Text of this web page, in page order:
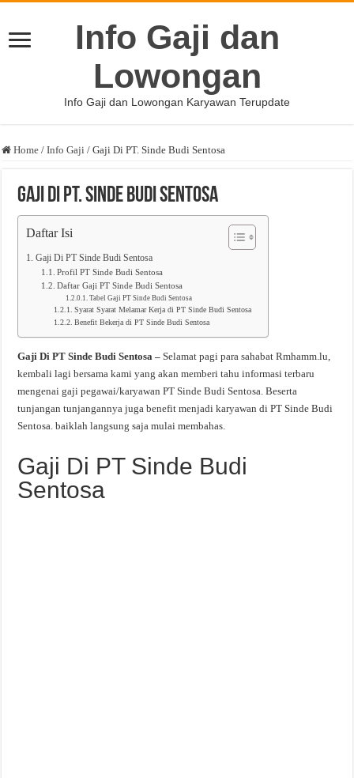
Info Gaji dan
Lowongan
Info Gaji dan Lowongan Karyawan Terupdate
Home / Info Gaji / Gaji Di PT. Sinde Budi Sentosa
Gaji Di PT. Sinde Budi Sentosa
Daftar Isi
Gaji Di PT Sinde Budi Sentosa
Profil PT Sinde Budi Sentosa
Daftar Gaji PT Sinde Budi Sentosa
Tabel Gaji PT Sinde Budi Sentosa
Syarat Syarat Melamar Kerja di PT Sinde Budi Sentosa
Benefit Bekerja di PT Sinde Budi Sentosa
Gaji Di PT Sinde Budi Sentosa –Selamat pagi para sahabat Rmhamm.lu,
kembali lagi bersama kami yang akan memberi tahu informasi terbaru
mengenai gaji pegawai/karyawan PT Sinde Budi Sentosa. Beserta
tunjangan tunjangannya juga benefit menjadi karyawan di PT Sinde Budi
Sentosa. baiklah langsung saja mulai membahas.
Gaji Di PT Sinde Budi
Sentosa